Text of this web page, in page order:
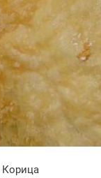
Корица